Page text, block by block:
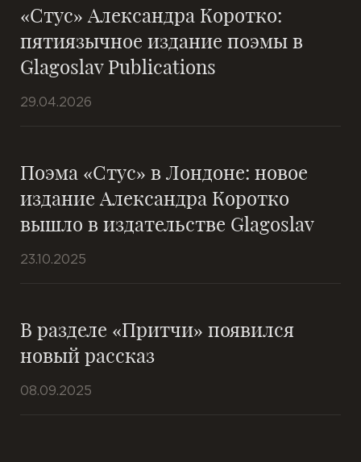
«Стус» Александра Коротко:
пятиязычное издание поэмы в
Glagoslav Publications
29.04.2026
Поэма «Стус» в Лондоне: новое
издание Александра Коротко
вышло в издательстве Glagoslav
23.10.2025
В разделе «Притчи» появился
новый рассказ
08.09.2025